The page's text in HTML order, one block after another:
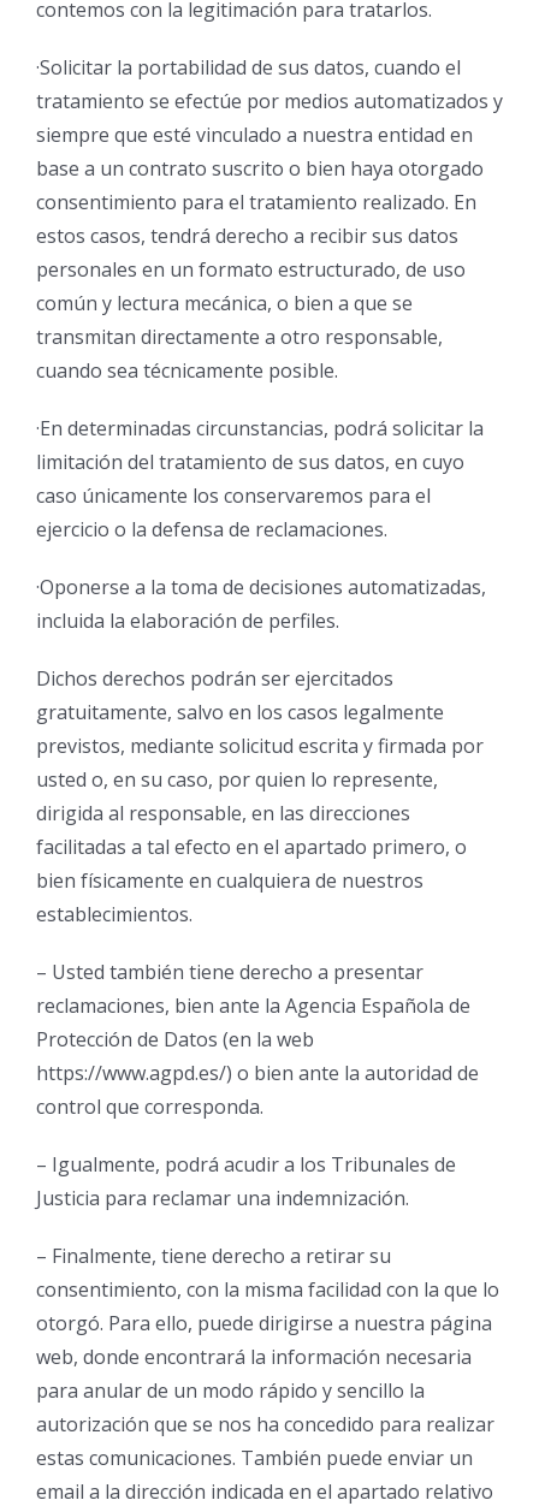
contemos con la legitimación para tratarlos.
·Solicitar la portabilidad de sus datos, cuando el
tratamiento se efectúe por medios automatizados y
siempre que esté vinculado a nuestra entidad en
base a un contrato suscrito o bien haya otorgado
consentimiento para el tratamiento realizado. En
estos casos, tendrá derecho a recibir sus datos
personales en un formato estructurado, de uso
común y lectura mecánica, o bien a que se
transmitan directamente a otro responsable,
cuando sea técnicamente posible.
·En determinadas circunstancias, podrá solicitar la
limitación del tratamiento de sus datos, en cuyo
caso únicamente los conservaremos para el
ejercicio o la defensa de reclamaciones.
·Oponerse a la toma de decisiones automatizadas,
incluida la elaboración de perfiles.
Dichos derechos podrán ser ejercitados
gratuitamente, salvo en los casos legalmente
previstos, mediante solicitud escrita y firmada por
usted o, en su caso, por quien lo represente,
dirigida al responsable, en las direcciones
facilitadas a tal efecto en el apartado primero, o
bien físicamente en cualquiera de nuestros
establecimientos.
– Usted también tiene derecho a presentar
reclamaciones, bien ante la Agencia Española de
Protección de Datos (en la web
https://www.agpd.es/) o bien ante la autoridad de
control que corresponda.
– Igualmente, podrá acudir a los Tribunales de
Justicia para reclamar una indemnización.
– Finalmente, tiene derecho a retirar su
consentimiento, con la misma facilidad con la que lo
otorgó. Para ello, puede dirigirse a nuestra página
web, donde encontrará la información necesaria
para anular de un modo rápido y sencillo la
autorización que se nos ha concedido para realizar
estas comunicaciones. También puede enviar un
email a la dirección indicada en el apartado relativo